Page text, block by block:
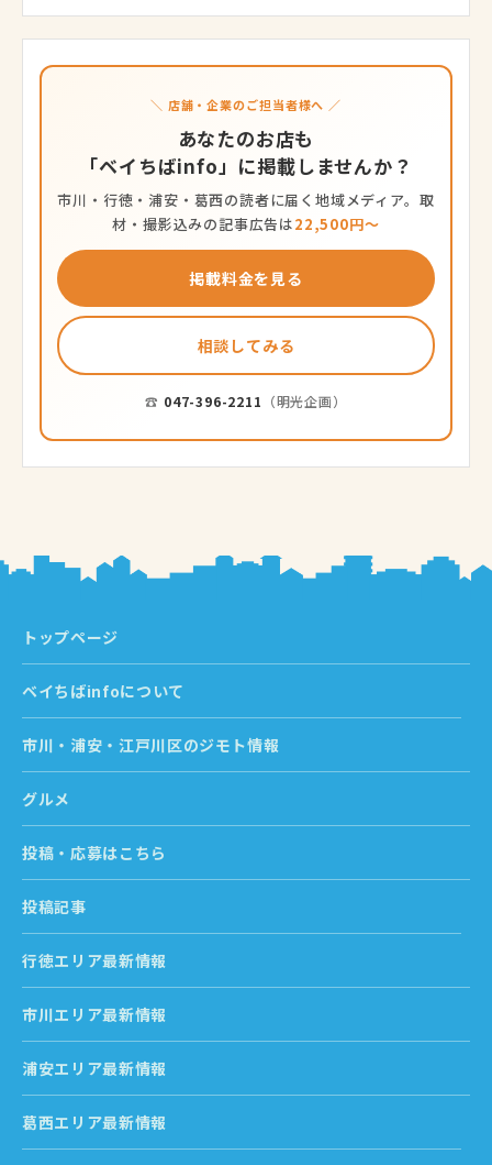
＼ 店舗・企業のご担当者様へ ／
あなたのお店も
「ベイちばinfo」に掲載しませんか？
市川・行徳・浦安・葛西の読者に届く地域メディア。取
材・撮影込みの記事広告は22,500円〜
掲載料金を見る
相談してみる
☎ 047-396-2211 （明光企画）
トップページ
ベイちばinfoについて
市川・浦安・江戸川区のジモト情報
グルメ
投稿・応募はこちら
投稿記事
行徳エリア最新情報
市川エリア最新情報
浦安エリア最新情報
葛西エリア最新情報